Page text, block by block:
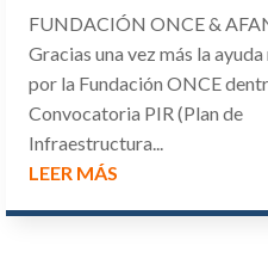
FUNDACIÓN ONCE &
Gracias una vez más la
por la Fundación ONCE
Convocatoria PIR (Plan de
Infraestructura...
LEER MÁS